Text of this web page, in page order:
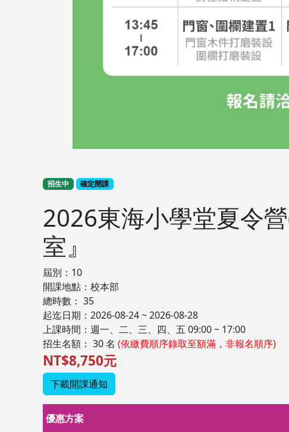
招生中 確定開課
2026東海小學堂夏令
室』
屆別：10
開課地點：校本部
總時數： 35
起迄日期：2026-08-24 ~ 2026-08-28
上課時間：週一、二、三、四、五 09:00 ~ 17:00
招生名額： 30 名 (依繳費順序錄取至額滿，非報名順序)
NT$8,750元
下載開課通知
優惠方案